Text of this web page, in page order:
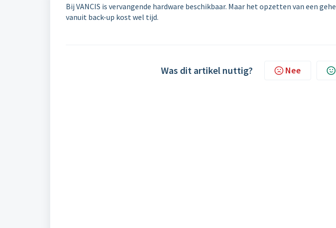
Bij VANCIS is vervangende hardware beschikbaar. Maar het opzetten van een
vanuit back-up kost wel tijd.
Was dit artikel nuttig? Nee